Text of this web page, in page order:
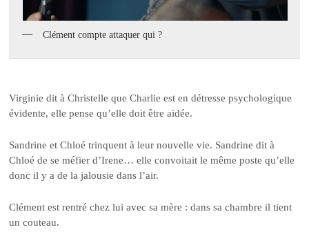
Clément compte attaquer qui ?
Virginie dit à Christelle que Charlie est en détresse psychologique
évidente, elle pense qu’elle doit être aidée.
Sandrine et Chloé trinquent à leur nouvelle vie. Sandrine dit à
Chloé de se méfier d’Irene… elle convoitait le même poste qu’elle
donc il y a de la jalousie dans l’air.
Clément est rentré chez lui avec sa mère : dans sa chambre il tient
un couteau.